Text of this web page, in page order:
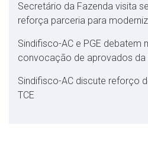
Secretário da Fazenda visita
reforça parceria para
Sindifisco-AC e PGE debatem
convocação de aprovados da
Sindifisco-AC discute reforço
TCE